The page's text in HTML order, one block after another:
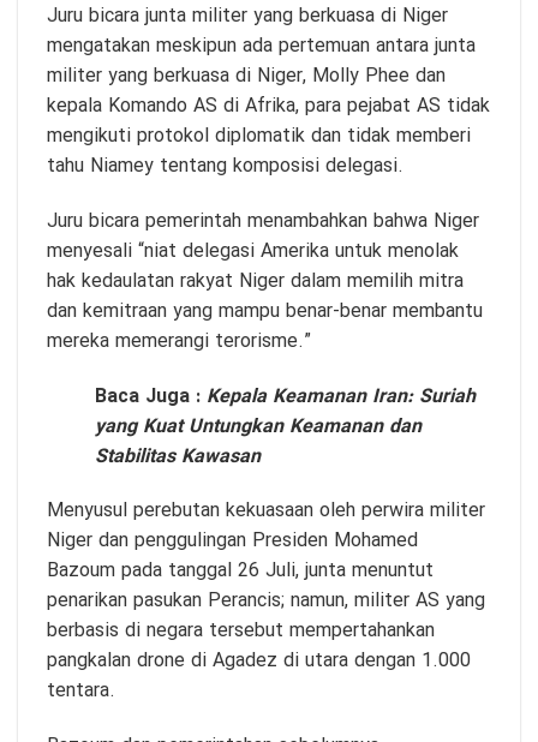
Juru bicara junta militer yang berkuasa di Niger
mengatakan meskipun ada pertemuan antara junta
militer yang berkuasa di Niger, Molly Phee dan
kepala Komando AS di Afrika, para pejabat AS tidak
mengikuti protokol diplomatik dan tidak memberi
tahu Niamey tentang komposisi delegasi.
Juru bicara pemerintah menambahkan bahwa Niger
menyesali “niat delegasi Amerika untuk menolak
hak kedaulatan rakyat Niger dalam memilih mitra
dan kemitraan yang mampu benar-benar membantu
mereka memerangi terorisme.”
Baca Juga : Kepala Keamanan Iran: Suriah
yang Kuat Untungkan Keamanan dan
Stabilitas Kawasan
Menyusul perebutan kekuasaan oleh perwira militer
Niger dan penggulingan Presiden Mohamed
Bazoum pada tanggal 26 Juli, junta menuntut
penarikan pasukan Perancis; namun, militer AS yang
berbasis di negara tersebut mempertahankan
pangkalan drone di Agadez di utara dengan 1.000
tentara.